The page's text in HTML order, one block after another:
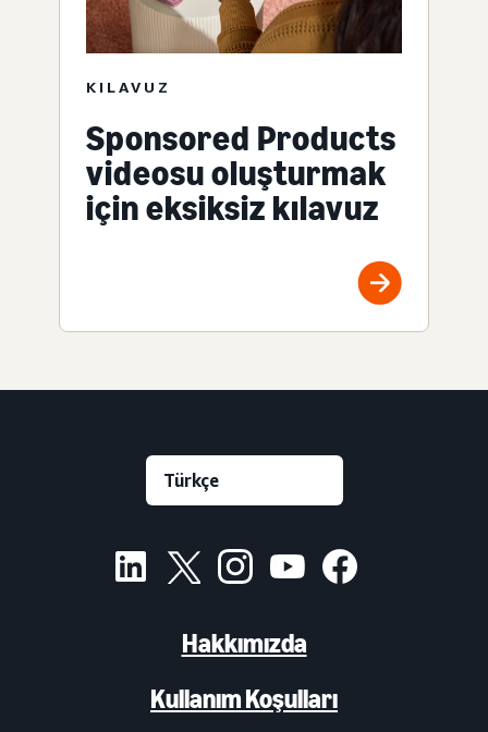
KILAVUZ
Sponsored Products
videosu oluşturmak
için eksiksiz kılavuz
Hakkımızda
Kullanım Koşulları